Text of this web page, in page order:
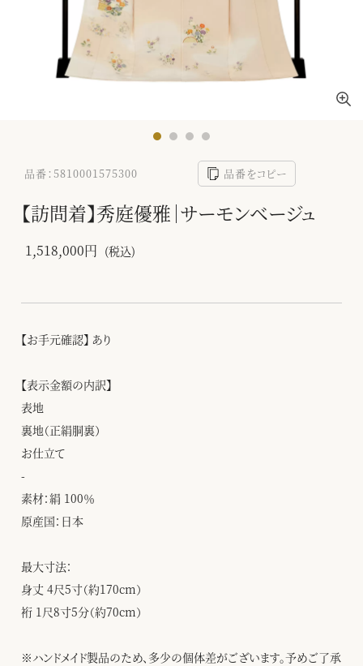
品番：5810001575300 品番をコピー
【訪問着】秀庭優雅｜サーモンベージュ
1,518,000円 (税込)
【お手元確認】 あり
【表示金額の内訳】
表地
裏地（正絹胴裏）
お仕立て
-
素材：絹 100％
原産国：日本
最大寸法：
身丈 4尺5寸（約170cm）
裄 1尺8寸5分（約70cm）
※ハンドメイド製品のため、多少の個体差がございます。予めご了承